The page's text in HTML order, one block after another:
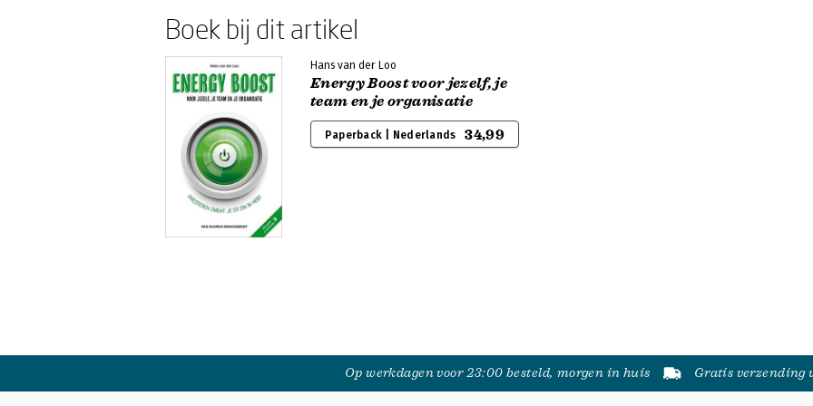
Boek bij dit artikel
Hans van der Loo
Energy Boost voor jezelf, je
team en je organisatie
Paperback | Nederlands 34,99
Op werkdagen voor 23:00 besteld, morgen in huis Gratis verzending